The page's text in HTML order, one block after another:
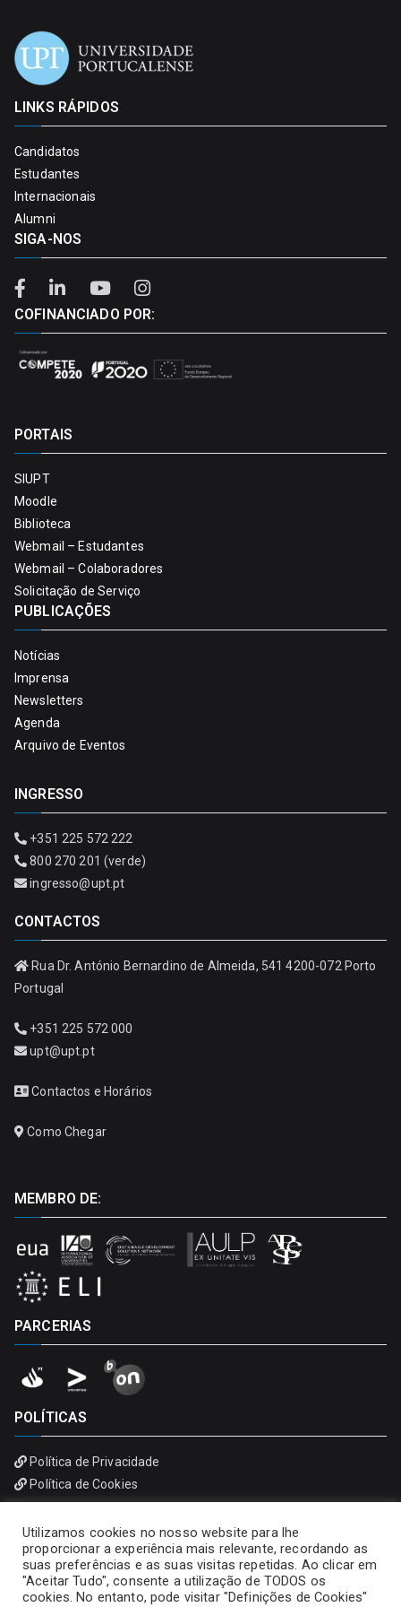
LINKS RÁPIDOS
Candidatos
Estudantes
Internacionais
Alumni
SIGA-NOS
COFINANCIADO POR:
PORTAIS
SIUPT
Moodle
Biblioteca
Webmail – Estudantes
Webmail – Colaboradores
Solicitação de Serviço
PUBLICAÇÕES
Notícias
Imprensa
Newsletters
Agenda
Arquivo de Eventos
INGRESSO
+351 225 572 222
800 270 201 (verde)
ingresso@upt.pt
CONTACTOS
Rua Dr. António Bernardino de Almeida, 541 4200-072 Porto
Portugal
+351 225 572 000
upt@upt.pt
Contactos e Horários
Como Chegar
MEMBRO DE:
PARCERIAS
POLÍTICAS
Política de Privacidade
Política de Cookies
Utilizamos cookies no nosso website para lhe
proporcionar a experiência mais relevante, recordando as
suas preferências e as suas visitas repetidas. Ao clicar em
"Aceitar Tudo", consente a utilização de TODOS os
cookies. No entanto, pode visitar "Definições de Cookies"